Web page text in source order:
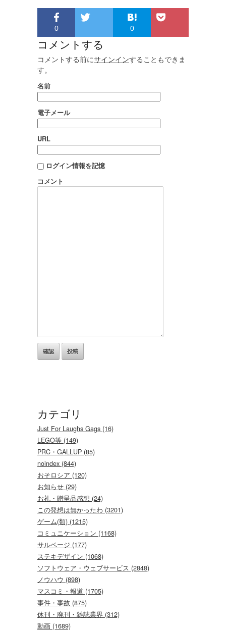
0 0
コメントする
コメントする前にサインインすることもできま
す。
名前
電子メール
URL
ログイン情報を記憶
コメント
カテゴリ
Just For Laughs Gags (16)
LEGO等 (149)
PRC・GALLUP (85)
noindex (844)
おそロシア (120)
お知らせ (29)
お礼・贈呈品感想 (24)
この発想は無かったわ (3201)
ゲーム(類) (1215)
コミュニケーション (1168)
サルベージ (177)
ステキデザイン (1068)
ソフトウェア・ウェブサービス (2848)
ノウハウ (898)
マスコミ・報道 (1705)
事件・事故 (875)
休刊・廃刊・雑誌業界 (312)
動画 (1689)